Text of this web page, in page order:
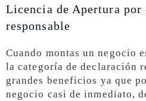
Licencia de Apertura por
responsable
Cuando montas un negocio
la categoría de declaración
grandes beneficios ya que
negocio casi de inmediato,